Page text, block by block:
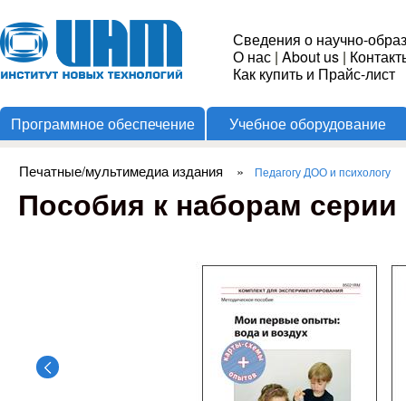
Институт
Новых
Технологий
Сведения о научно-
О нас | About us |
Как купить и Прайс-лист
Программное обеспечение Учебное оборудование
Вы здесь
Печатные/мультимедиа издания » Педагогу ДОО и психологу
Пособия к наборам